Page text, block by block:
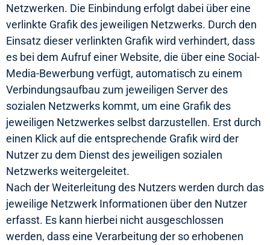
Netzwerken. Die Einbindung erfolgt dabei über eine
verlinkte Grafik des jeweiligen Netzwerks. Durch den
Einsatz dieser verlinkten Grafik wird verhindert, dass
es bei dem Aufruf einer Website, die über eine Social-
Media-Bewerbung verfügt, automatisch zu einem
Verbindungsaufbau zum jeweiligen Server des
sozialen Netzwerks kommt, um eine Grafik des
jeweiligen Netzwerkes selbst darzustellen. Erst durch
einen Klick auf die entsprechende Grafik wird der
Nutzer zu dem Dienst des jeweiligen sozialen
Netzwerks weitergeleitet.
Nach der Weiterleitung des Nutzers werden durch das
jeweilige Netzwerk Informationen über den Nutzer
erfasst. Es kann hierbei nicht ausgeschlossen
werden, dass eine Verarbeitung der so erhobenen